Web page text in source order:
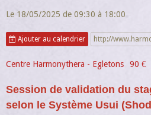
Le 18/05/2025 de 09:30 à 18:00
Ajouter au calendrier http://
Centre Harmonythera - Egletons 90 €
Session de validation du
selon le Système Usui